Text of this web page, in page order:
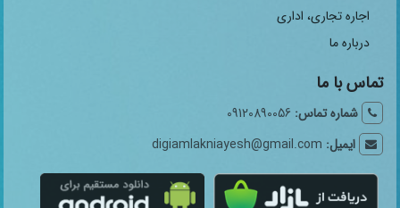
اجاره تجاری، اداری
درباره ما
تماس با ما
شماره تماس: 09120890056
ایمیل: digiamlakniayesh@gmail.com